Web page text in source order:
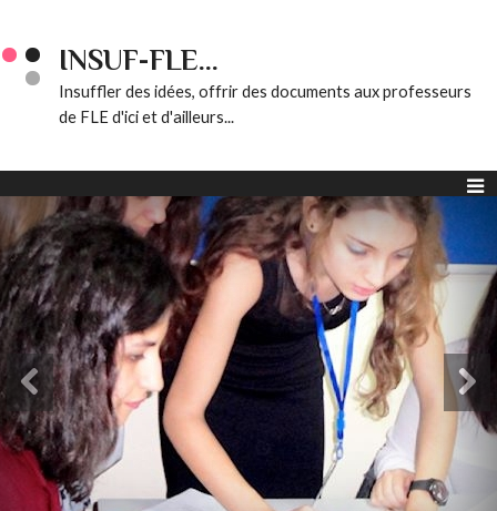
INSUF-FLE...
Insuffler des idées, offrir des documents aux professeurs
de FLE d'ici et d'ailleurs...